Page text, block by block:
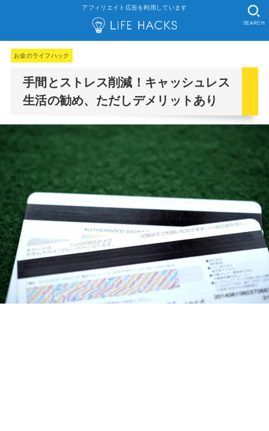
アフィリエイト広告を利用しています
SEARCH
お金のライフハック
手間とストレス削減！キャッシュレス
生活の勧め、ただしデメリットあり